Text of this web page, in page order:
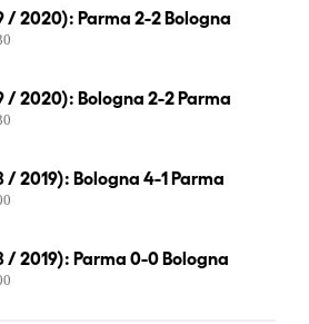
/ 2020): Parma 2-2 Bologna
/ 2020): Bologna 2-2 Parma
/ 2019): Bologna 4-1 Parma
/ 2019): Parma 0-0 Bologna